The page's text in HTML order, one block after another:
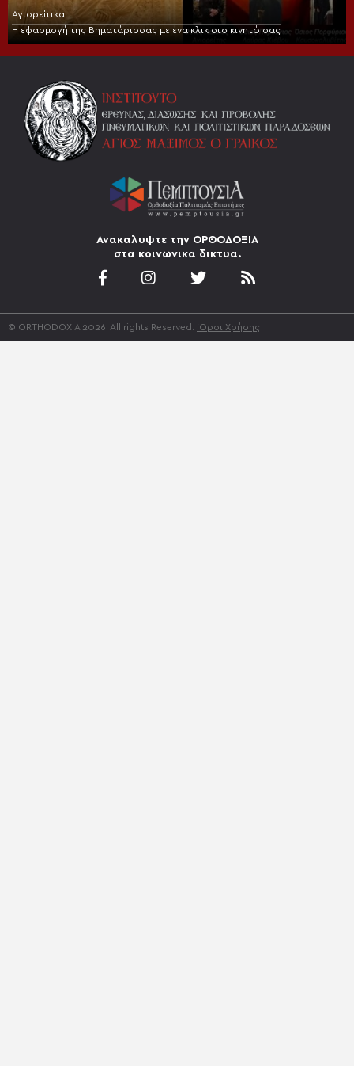
Αγιορείτικα
Η εφαρμογή της Βηματάρισσας με ένα κλικ στο κινητό σας
Ανακαλυψτε την ΟΡΘΟΔΟΞΙΑ
στα κοινωνικα δικτυα.
© ORTHODOXIA 2026. All rights Reserved. 'Οροι Χρήσης